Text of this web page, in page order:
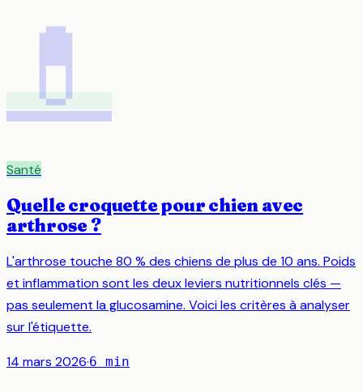
💊
Santé
Quelle croquette pour chien avec
arthrose ?
L'arthrose touche 80 % des chiens de plus de 10 ans. Poids
et inflammation sont les deux leviers nutritionnels clés —
pas seulement la glucosamine. Voici les critères à analyser
sur l'étiquette.
14 mars 2026·6 min